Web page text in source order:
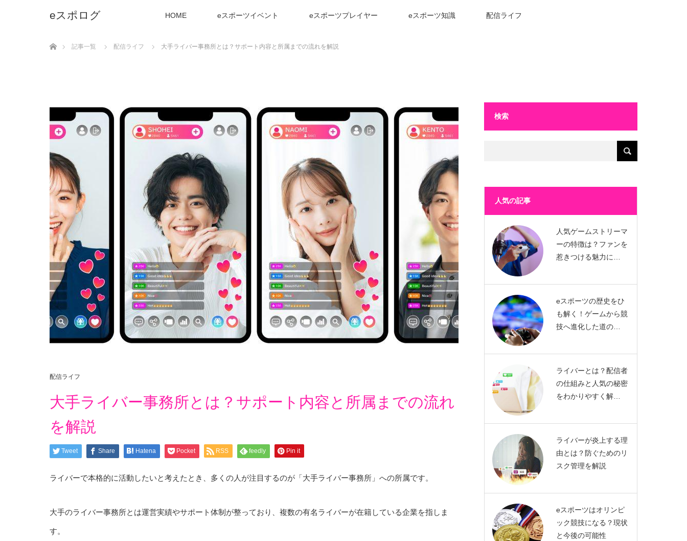
eスポログ HOME eスポーツイベント eスポーツプレイヤー eスポーツ知識 配信ライフ
記事一覧
配信ライフ 大手ライバー事務所とは？サポート内容と所属までの流れを解説
配信ライフ
大手ライバー事務所とは？サポート内容と所属までの流れ
を解説
Tweet Share Hatena Pocket RSS feedly Pin it
ライバーで本格的に活動したいと考えたとき、多くの人が注目するのが「大手ライバー事務所」への所属です。
大手のライバー事務所とは運営実績やサポート体制が整っており、複数の有名ライバーが在籍している企業を指しま
す。
検索
人気の記事
人気ゲームストリーマ
ーの特徴は？ファンを
惹きつける魅力に…
eスポーツの歴史をひ
も解く！ゲームから競
技へ進化した道の…
ライバーとは？配信者
の仕組みと人気の秘密
をわかりやすく解…
ライバーが炎上する理
由とは？防ぐためのリ
スク管理を解説
eスポーツはオリンピ
ック競技になる？現状
と今後の可能性